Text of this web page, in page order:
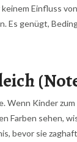
Einfluss
Es genügt,
Wenn Kinder
Farben sehen,
bevor sie